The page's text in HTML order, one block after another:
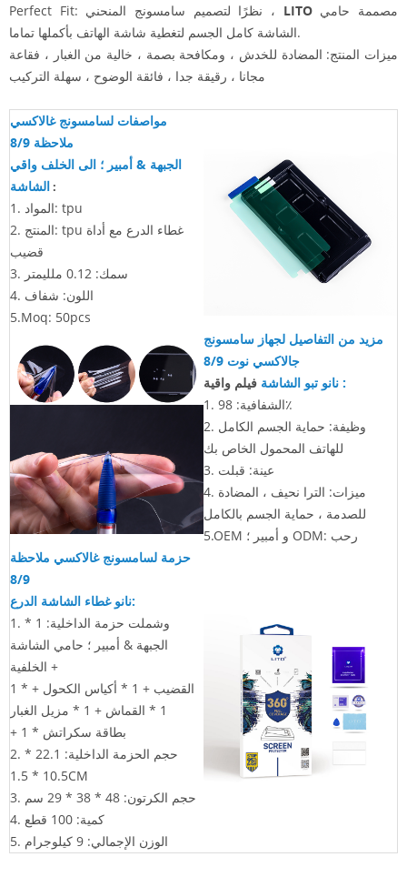
Perfect Fit: نظرًا لتصميم سامسونج المنحني ، LITOمصممة حامي
الشاشة كامل الجسم لتغطية شاشة الهاتف بأكملها تماما.
ميزات المنتج: المضادة للخدش ، ومكافحة بصمة ، خالية من الغبار ، فقاعة
مجانا ، رقيقة جدا ، فائقة الوضوح ، سهلة التركيب
مواصفات لسامسونج غالاكسي
ملاحظة 8/9
الجبهة & أمبير ؛ الى الخلف واقي
الشاشة :
1. المواد: tpu
2. المنتج: tpu غطاء الدرع مع أداة
قضيب
3. سمك: 0.12 ملليمتر
4. اللون: شفاف
5.Moq: 50pcs
مزيد من التفاصيل لجهاز سامسونج
جالاكسي نوت 8/9
نانو تبو الشاشة فيلم واقية
:
1. الشفافية: 98٪
2. وظيفة: حماية الجسم الكامل
للهاتف المحمول الخاص بك
3. عينة: قبلت
4. ميزات: الترا نحيف ، المضادة
للصدمة ، حماية الجسم بالكامل
5.OEM و أمبير ؛ ODM: رحب
حزمة لسامسونج غالاكسي ملاحظة
8/9
نانوغطاء الشاشة الدرع:
1. وشملت حزمة الداخلية: 1 *
الجبهة & أمبير ؛ حامي الشاشة
الخلفية +
1 * القضيب +
1 * أكياس الكحول +
1 * القماش
+ 1 * مزيل الغبار
+ 1 * بطاقة سكراتش
2. حجم الحزمة الداخلية:
22.1 *
10.5 * 1.5CM
3. حجم الكرتون: 48 * 38 * 29
سم
4. كمية: 100 قطع
5. الوزن الإجمالي: 9 كيلوجرام